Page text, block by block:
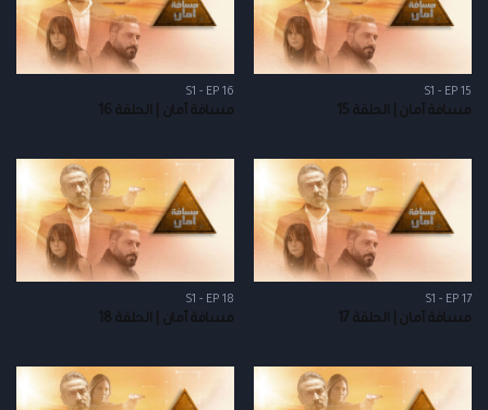
S1 - EP 15
مسافة أمان | الحلقة 15
S1 - EP 16
مسافة أمان | الحلقة 16
S1 - EP 17
مسافة أمان | الحلقة 17
S1 - EP 18
مسافة أمان | الحلقة 18